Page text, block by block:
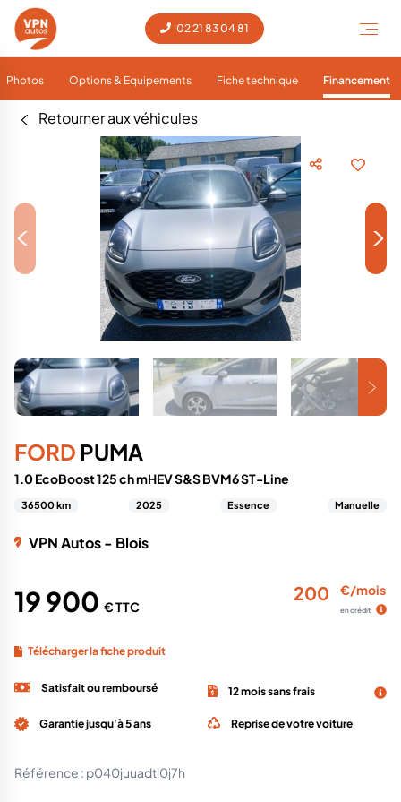
02 21 83 04 81
Photos Options & Equipements Fiche technique Financement
Retourner aux véhicules
< >
FORD PUMA
1.0 EcoBoost 125 ch mHEV S&S BVM6 ST-Line
36500 km 2025 Essence Manuelle
VPN Autos - Blois
19 900 € TTC
200 €/mois
en crédit
Télécharger la fiche produit
Satisfait ou remboursé 12 mois sans frais
Garantie jusqu'à 5 ans Reprise de votre voiture
Référence : p040juuadtl0j7h